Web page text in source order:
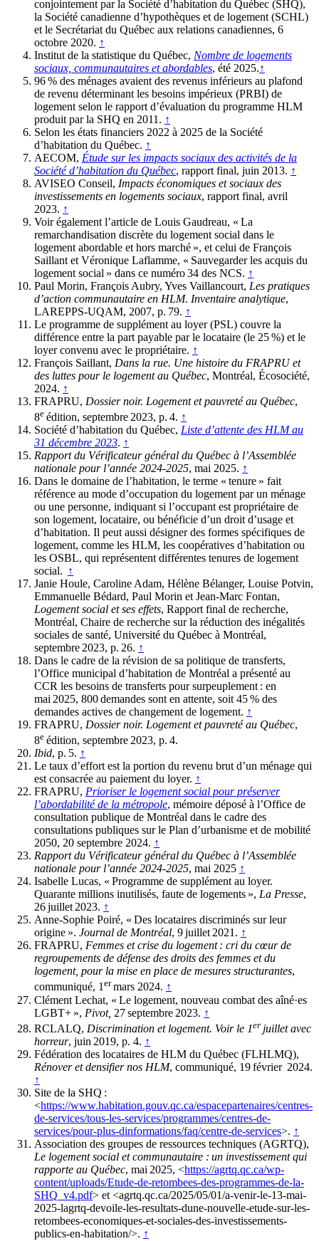
conjointement par la Société d’habitation du Québec (SHQ),
la Société canadienne d’hypothèques et de logement (SCHL)
et le Secrétariat du Québec aux relations canadiennes, 6
octobre 2020. ↑
Institut de la statistique du Québec, Nombre de logements
sociaux, communautaires et abordables, été 2025.↑
96 % des ménages avaient des revenus inférieurs au plafond
de revenu déterminant les besoins impérieux (PRBI) de
logement selon le rapport d’évaluation du programme HLM
produit par la SHQ en 2011. ↑
Selon les états financiers 2022 à 2025 de la Société
d’habitation du Québec. ↑
AECOM, Étude sur les impacts sociaux des activités de la
Société d’habitation du Québec, rapport final, juin 2013. ↑
AVISEO Conseil, Impacts économiques et sociaux des
investissements en logements sociaux, rapport final, avril
2023. ↑
Voir également l’article de Louis Gaudreau, « La
remarchandisation discrète du logement social dans le
logement abordable et hors marché », et celui de François
Saillant et Véronique Laflamme, « Sauvegarder les acquis du
logement social » dans ce numéro 34 des NCS. ↑
Paul Morin, François Aubry, Yves Vaillancourt, Les pratiques
d’action communautaire en HLM. Inventaire analytique,
LAREPPS-UQAM, 2007, p. 79. ↑
Le programme de supplément au loyer (PSL) couvre la
différence entre la part payable par le locataire (le 25 %) et le
loyer convenu avec le propriétaire. ↑
François Saillant, Dans la rue. Une histoire du FRAPRU et
des luttes pour le logement au Québec, Montréal, Écosociété,
2024. ↑
FRAPRU, Dossier noir. Logement et pauvreté au Québec,
8e édition, septembre 2023, p. 4. ↑
Société d’habitation du Québec, Liste d’attente des HLM au
31 décembre 2023. ↑
Rapport du Vérificateur général du Québec à l’Assemblée
nationale pour l’année 2024-2025, mai 2025. ↑
Dans le domaine de l’habitation, le terme « tenure » fait
référence au mode d’occupation du logement par un ménage
ou une personne, indiquant si l’occupant est propriétaire de
son logement, locataire, ou bénéficie d’un droit d’usage et
d’habitation. Il peut aussi désigner des formes spécifiques de
logement, comme les HLM, les coopératives d’habitation ou
les OSBL, qui représentent différentes tenures de logement
social. ↑
Janie Houle, Caroline Adam, Hélène Bélanger, Louise Potvin,
Emmanuelle Bédard, Paul Morin et Jean-Marc Fontan,
Logement social et ses effets, Rapport final de recherche,
Montréal, Chaire de recherche sur la réduction des inégalités
sociales de santé, Université du Québec à Montréal,
septembre 2023, p. 26. ↑
Dans le cadre de la révision de sa politique de transferts,
l’Office municipal d’habitation de Montréal a présenté au
CCR les besoins de transferts pour surpeuplement : en
mai 2025, 800 demandes sont en attente, soit 45 % des
demandes actives de changement de logement. ↑
FRAPRU, Dossier noir. Logement et pauvreté au Québec,
8e édition, septembre 2023, p. 4.
Ibid, p. 5. ↑
Le taux d’effort est la portion du revenu brut d’un ménage qui
est consacrée au paiement du loyer. ↑
FRAPRU, Prioriser le logement social pour préserver
l’abordabilité de la métropole, mémoire déposé à l’Office de
consultation publique de Montréal dans le cadre des
consultations publiques sur le Plan d’urbanisme et de mobilité
2050, 20 septembre 2024. ↑
Rapport du Vérificateur général du Québec à l’Assemblée
nationale pour l’année 2024-2025, mai 2025 ↑
Isabelle Lucas, « Programme de supplément au loyer.
Quarante millions inutilisés, faute de logements », La Presse,
26 juillet 2023. ↑
Anne-Sophie Poiré, « Des locataires discriminés sur leur
origine ». Journal de Montréal, 9 juillet 2021. ↑
FRAPRU, Femmes et crise du logement : cri du cœur de
regroupements de défense des droits des femmes et du
logement, pour la mise en place de mesures structurantes,
communiqué, 1ermars 2024. ↑
Clément Lechat, « Le logement, nouveau combat des aîné·es
LGBT+ », Pivot, 27 septembre 2023. ↑
RCLALQ, Discrimination et logement. Voir le 1er juillet avec
horreur, juin 2019, p. 4. ↑
Fédération des locataires de HLM du Québec (FLHLMQ),
Rénover et densifier nos HLM, communiqué, 19 février 2024.
↑
Site de la SHQ :
<https://www.habitation.gouv.qc.ca/espacepartenaires/centres-
de-services/tous-les-services/programmes/centres-de-
services/pour-plus-dinformations/faq/centre-de-services>. ↑
Association des groupes de ressources techniques (AGRTQ),
Le logement social et communautaire : un investissement qui
rapporte au Québec, mai 2025, <https://agrtq.qc.ca/wp-
content/uploads/Etude-de-retombees-des-programmes-de-la-
SHQ_v4.pdf> et <agrtq.qc.ca/2025/05/01/a-venir-le-13-mai-
2025-lagrtq-devoile-les-resultats-dune-nouvelle-etude-sur-les-
retombees-economiques-et-sociales-des-investissements-
publics-en-habitation/>. ↑